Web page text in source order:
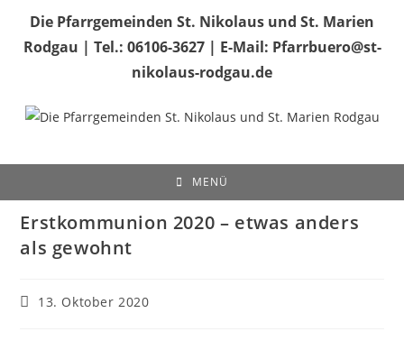
Die Pfarrgemeinden St. Nikolaus und St. Marien
Rodgau | Tel.: 06106-3627 | E-Mail: Pfarrbuero@st-
nikolaus-rodgau.de
MENÜ
Erstkommunion 2020 – etwas anders
als gewohnt
13. Oktober 2020